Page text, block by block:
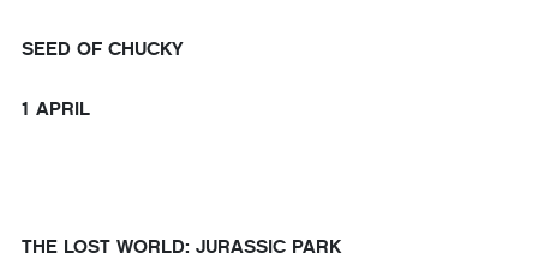
SEED OF CHUCKY
1 APRIL
THE LOST WORLD: JURASSIC PARK